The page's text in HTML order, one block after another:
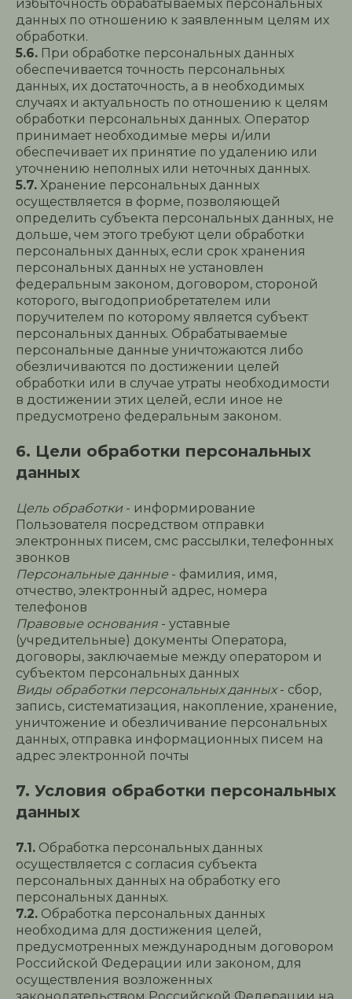
избыточность обрабатываемых персональных
данных по отношению к заявленным целям их
обработки.
5.6. При обработке персональных данных
обеспечивается точность персональных
данных, их достаточность, а в необходимых
случаях и актуальность по отношению к целям
обработки персональных данных. Оператор
принимает необходимые меры и/или
обеспечивает их принятие по удалению или
уточнению неполных или неточных данных.
5.7. Хранение персональных данных
осуществляется в форме, позволяющей
определить субъекта персональных данных, не
дольше, чем этого требуют цели обработки
персональных данных, если срок хранения
персональных данных не установлен
федеральным законом, договором, стороной
которого, выгодоприобретателем или
поручителем по которому является субъект
персональных данных. Обрабатываемые
персональные данные уничтожаются либо
обезличиваются по достижении целей
обработки или в случае утраты необходимости
в достижении этих целей, если иное не
предусмотрено федеральным законом.
6. Цели обработки персональных
данных
Цель обработки- информирование
Пользователя посредством отправки
электронных писем, смс рассылки, телефонных
звонков
Персональные данные - фамилия, имя,
отчество, электронный адрес, номера
телефонов
Правовые основания - уставные
(учредительные) документы Оператора,
договоры, заключаемые между оператором и
субъектом персональных данных
Виды обработки персональных данных- сбор,
запись, систематизация, накопление, хранение,
уничтожение и обезличивание персональных
данных, отправка информационных писем на
адрес электронной почты
7. Условия обработки персональных
данных
7.1. Обработка персональных данных
осуществляется с согласия субъекта
персональных данных на обработку его
персональных данных.
7.2. Обработка персональных данных
необходима для достижения целей,
предусмотренных международным договором
Российской Федерации или законом, для
осуществления возложенных